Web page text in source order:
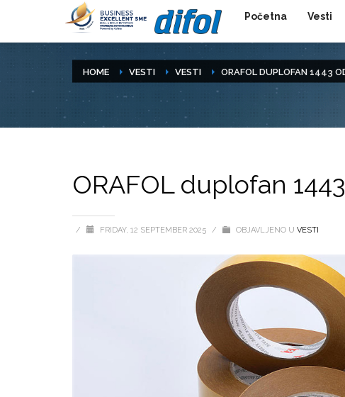
Početna Vesti
HOME VESTI VESTI ORAFOL DUPLOFAN 1443
ORAFOL duplofan
/ FRIDAY, 12 SEPTEMBER 2025 / OBJAVLJENO U VESTI